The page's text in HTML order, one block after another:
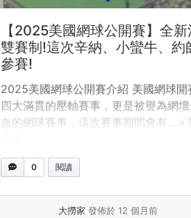
【2025美國網球公開賽】全新
雙賽制!這次辛納、小蠻牛、約
參賽!
2025美國網球公開賽介紹 美國網球開
四大滿貫的壓軸賽事，更是被譽為網
血的網球賽事，這次賽事期間會有... »
0 閱讀
大撈家 發佈於 12 個月前